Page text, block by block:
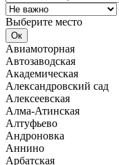
Выберите место
Авиамоторная
Автозаводская
Академическая
Александровский сад
Алексеевская
Алма-Атинская
Алтуфьево
Андроновка
Аннино
Арбатская